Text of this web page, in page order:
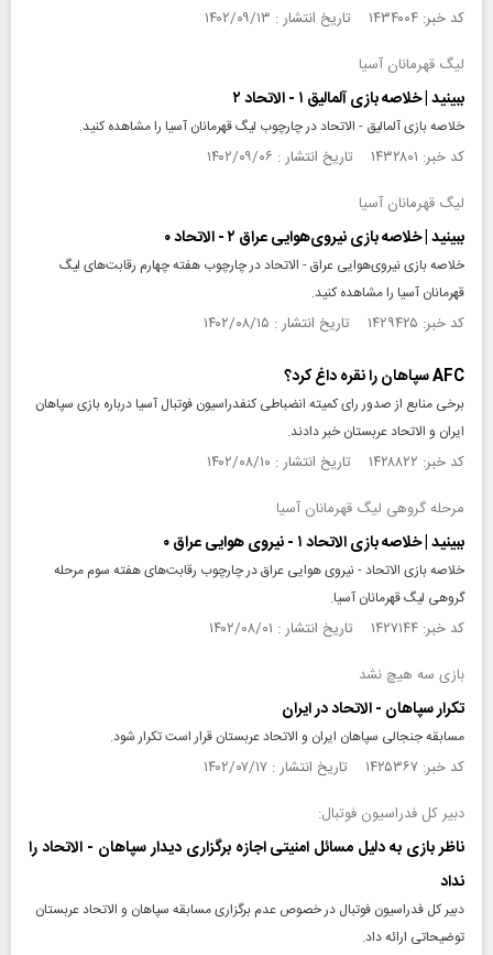
کد خبر: ۱۴۳۴۰۰۴ تاریخ انتشار : ۱۴۰۲/۰۹/۱۳
لیگ قهرمانان آسیا
ببینید | خلاصه بازی آلمالیق ۱ - الاتحاد ۲
خلاصه بازی آلمالیق - الاتحاد در چارچوب لیگ قهرمانان آسیا را مشاهده کنید.
کد خبر: ۱۴۳۲۸۰۱ تاریخ انتشار : ۱۴۰۲/۰۹/۰۶
لیگ قهرمانان آسیا
ببینید | خلاصه بازی نیروی‌هوایی عراق ۲ - الاتحاد ۰
خلاصه بازی نیروی‌هوایی عراق - الاتحاد در چارچوب هفته چهارم رقابت‌های لیگ
قهرمانان آسیا را مشاهده کنید.
کد خبر: ۱۴۲۹۴۲۵ تاریخ انتشار : ۱۴۰۲/۰۸/۱۵
AFC سپاهان را نقره داغ کرد؟
برخی منابع از صدور رای کمیته انضباطی کنفدراسیون فوتبال آسیا درباره بازی سپاهان
ایران و الاتحاد عربستان خبر دادند.
کد خبر: ۱۴۲۸۸۲۲ تاریخ انتشار : ۱۴۰۲/۰۸/۱۰
مرحله گروهی لیگ قهرمانان آسیا
ببینید | خلاصه بازی الاتحاد ۱ - نیروی هوایی عراق ۰
خلاصه بازی الاتحاد - نیروی هوایی عراق در چارچوب رقابت‌های هفته سوم مرحله
گروهی لیگ قهرمانان آسیا.
کد خبر: ۱۴۲۷۱۴۴ تاریخ انتشار : ۱۴۰۲/۰۸/۰۱
بازی سه هیچ نشد
تکرار سپاهان - الاتحاد در ایران
مسابقه جنجالی سپاهان ایران و الاتحاد عربستان قرار است تکرار شود.
کد خبر: ۱۴۲۵۳۶۷ تاریخ انتشار : ۱۴۰۲/۰۷/۱۷
دبیر کل فدراسیون فوتبال:
ناظر بازی به دلیل مسائل امنیتی اجازه برگزاری دیدار سپاهان - الاتحاد را
نداد
دبیر کل فدراسیون فوتبال در خصوص عدم برگزاری مسابقه سپاهان و الاتحاد عربستان
توضیحاتی ارائه داد.